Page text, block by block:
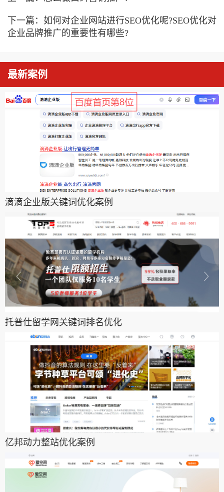
下一篇： 如何对企业网站进行SEO优化呢?SEO优化对
企业品牌推广的重要性有哪些?
最新案例
滴滴企业版关键词优化案例
托普仕留学网关键词排名优化
亿邦动力整站优化案例